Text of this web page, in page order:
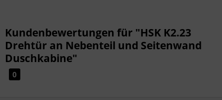
Kundenbewertungen für "HSK K2.23
Drehtür an Nebenteil und Seitenwand
Duschkabine"
0